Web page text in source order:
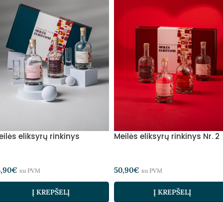
eliksyrų rinkinys
€ su PVM
Į KREPŠELĮ
Meilės eliksyrų rinkinys Nr. 2
50,90€ su PVM
Į KREPŠELĮ